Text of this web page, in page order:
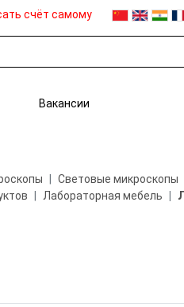
счёт самому
Вакансии
Световые микроскопы
Лабораторная мебель